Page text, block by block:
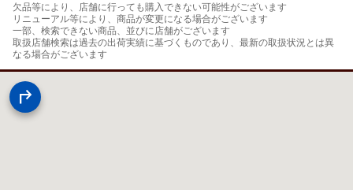
欠品等により、店舗に行っても購入できない可能性がございます
リニューアル等により、商品が変更になる場合がございます
一部、検索できない商品、並びに店舗がございます
取扱店舗検索は過去の出荷実績に基づくものであり、最新の取扱状況とは異
なる場合がございます